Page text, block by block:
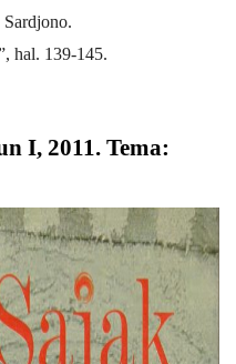
hal. 139-145.
I, 2011. Tema: